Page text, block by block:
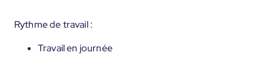
Rythme de travail :
Travail en journée